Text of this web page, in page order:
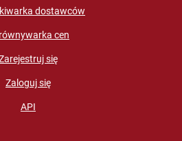
dostawców
cen
się
Zaloguj się
API